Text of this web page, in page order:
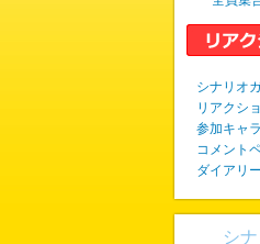
シナリオ
リアクシ
参加キャ
コメント
ダイアリ
シ